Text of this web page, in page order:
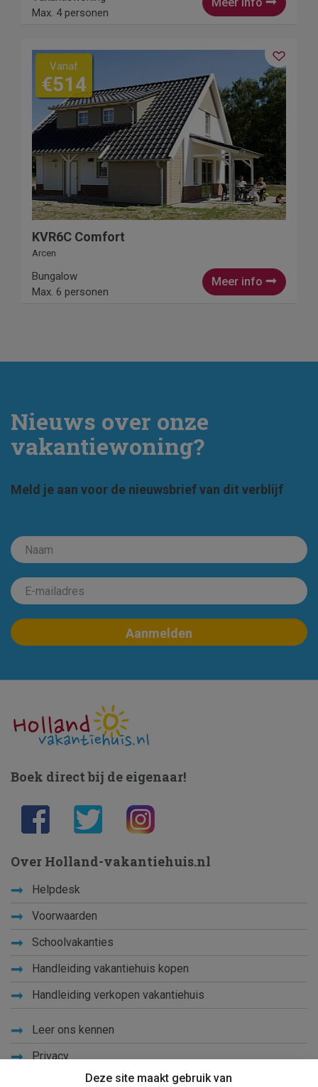
Meer info
Max. 4 personen
Vanaf
€514
KVR6C Comfort
Arcen
Meer info
Bungalow
Max. 6 personen
Nieuws over onze
vakantiewoning?
Meld je aan voor de nieuwsbrief van dit verblijf
Deze site maakt gebruik van
Boek direct bij de eigenaar!
Over Holland-vakantiehuis.nl
Helpdesk
Voorwaarden
Schoolvakanties
Handleiding vakantiehuis kopen
Handleiding verkopen vakantiehuis
Leer ons kennen
Privacy